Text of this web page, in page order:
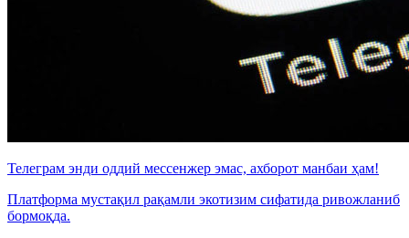
Телеграм энди оддий мессенжер эмас, ахборот манбаи ҳам!
Платформа мустақил рақамли экотизим сифатида ривожланиб
бормоқда.